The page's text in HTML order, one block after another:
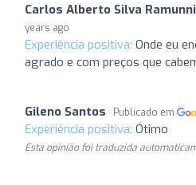
Carlos Alberto Silva Ramunni
years ago
Experiência positiva: Onde eu
agrado e com preços que
Gileno Santos Publicado em
Experiência positiva: Ótimo
Esta opinião foi traduzida